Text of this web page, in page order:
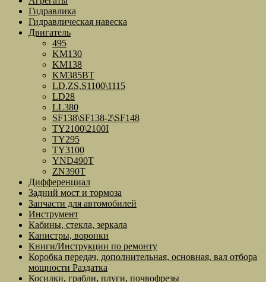
Гидравлика
Гидравлическая навеска
Двигатель
495
KM130
KM138
KM385BT
LD,ZS,S1100\1115
LD28
LL380
SF138\SF138-2\SF148
TY2100\2100I
TY295
TY3100
YND490T
ZN390T
Дифференциал
Задний мост и тормоза
Запчасти для автомобилей
Инструмент
Кабины, стекла, зеркала
Канистры, воронки
Книги/Инструкции по ремонту
Коробка передач, дополнительная, основная, вал отбора
мощности Раздатка
Косилки, грабли, плуги, почвофрезы